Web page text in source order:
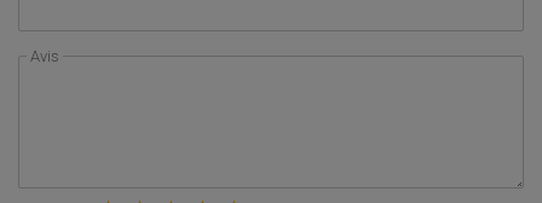
Avis